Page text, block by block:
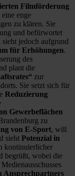
Filmförderung
enge
zu klären. Sie
und befürwortet
jedoch aufgrund
für Erhöhungen.
des
plant die
zur
Sie setzt sich für
Reduzierung
Gewerbeflächen
zu
von E-Sport, will
sieht Potenzial in
kontinuierlicher
begrüßt, wobei die
Ansprechpartners